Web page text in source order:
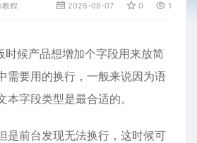
程 2025-08-07 0 1,246
时候产品想增加个字段用来放简
需要用的换行，一般来说因为语
本字段类型是最合适的。
是前台发现无法换行，这时候可